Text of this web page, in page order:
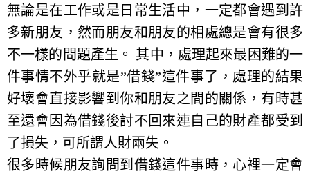
無論是在工作或是日常生活中，一定都會遇到許
多新朋友，然而朋友和朋友的相處總是會有很多
不一樣的問題產生。 其中，處理起來最困難的一
件事情不外乎就是”借錢”這件事了，處理的結果
好壞會直接影響到你和朋友之間的關係，有時甚
至還會因為借錢後討不回來連自己的財產都受到
了損失，可所謂人財兩失。
很多時候朋友詢問到借錢這件事時，心裡一定會